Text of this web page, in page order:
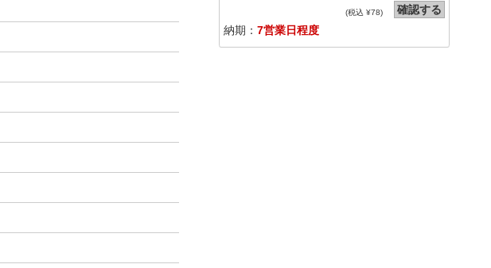
(税込 ¥78)
納期： 7営業日程度
確認する